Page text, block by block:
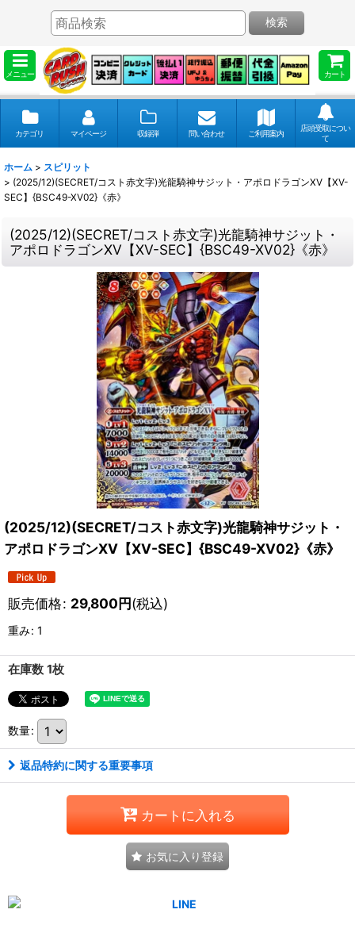
メニュー カート
検索
カテゴリ マイページ 収録弾 問い合わせ ご利用案内
店頭受取につい
て
ホーム > スピリット
> (2025/12)(SECRET/コスト赤文字)光龍騎神サジット・アポロドラゴンXV【XV-
SEC】{BSC49-XV02}《赤》
(2025/12)(SECRET/コスト赤文字)光龍騎神サジット・
アポロドラゴンXV【XV-SEC】{BSC49-XV02}《赤》
(2025/12)(SECRET/コスト赤文字)光龍騎神サジット・
アポロドラゴンXV【XV-SEC】{BSC49-XV02}《赤》
販売価格: 29,800円(税込)
重み: 1
在庫数 1枚
数量:
返品特約に関する重要事項
カートに入れる
お気に入り登録